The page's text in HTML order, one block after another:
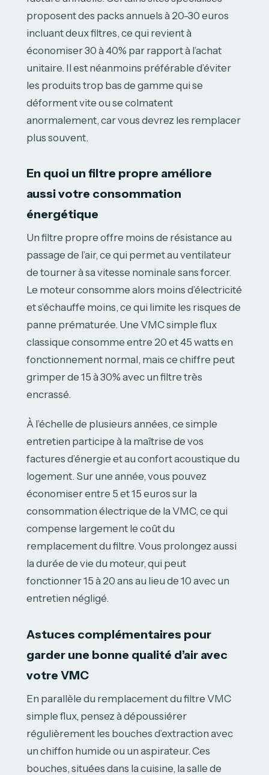
proposent des packs annuels à 20-30 euros
incluant deux filtres, ce qui revient à
économiser 30 à 40% par rapport à l’achat
unitaire. Il est néanmoins préférable d’éviter
les produits trop bas de gamme qui se
déforment vite ou se colmatent
anormalement, car vous devrez les remplacer
plus souvent.
En quoi un filtre propre améliore
aussi votre consommation
énergétique
Un filtre propre offre moins de résistance au
passage de l’air, ce qui permet au ventilateur
de tourner à sa vitesse nominale sans forcer.
Le moteur consomme alors moins d’électricité
et s’échauffe moins, ce qui limite les risques de
panne prématurée. Une VMC simple flux
classique consomme entre 20 et 45 watts en
fonctionnement normal, mais ce chiffre peut
grimper de 15 à 30% avec un filtre très
encrassé.
À l’échelle de plusieurs années, ce simple
entretien participe à la maîtrise de vos
factures d’énergie et au confort acoustique du
logement. Sur une année, vous pouvez
économiser entre 5 et 15 euros sur la
consommation électrique de la VMC, ce qui
compense largement le coût du
remplacement du filtre. Vous prolongez aussi
la durée de vie du moteur, qui peut
fonctionner 15 à 20 ans au lieu de 10 avec un
entretien négligé.
Astuces complémentaires pour
garder une bonne qualité d’air avec
votre VMC
En parallèle du remplacement du filtre VMC
simple flux, pensez à dépoussiérer
régulièrement les bouches d’extraction avec
un chiffon humide ou un aspirateur. Ces
bouches, situées dans la cuisine, la salle de